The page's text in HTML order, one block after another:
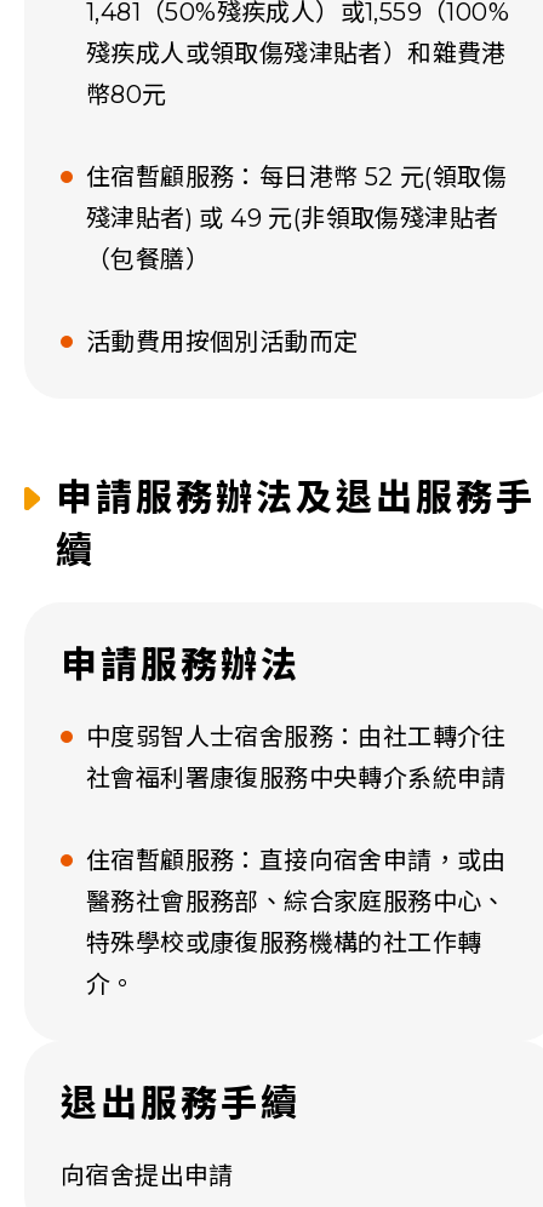
1,481（50%殘疾成人）或1,559（100%
殘疾成人或領取傷殘津貼者）和雜費港
幣80元
住宿暫顧服務：每日港幣 52 元(領取傷
殘津貼者) 或 49 元(非領取傷殘津貼者
（包餐膳）
活動費用按個別活動而定
申請服務辦法及退出服務手
續
申請服務辦法
中度弱智人士宿舍服務：由社工轉介往
社會福利署康復服務中央轉介系統申請
住宿暫顧服務：直接向宿舍申請，或由
醫務社會服務部、綜合家庭服務中心、
特殊學校或康復服務機構的社工作轉
介。
退出服務手續
向宿舍提出申請